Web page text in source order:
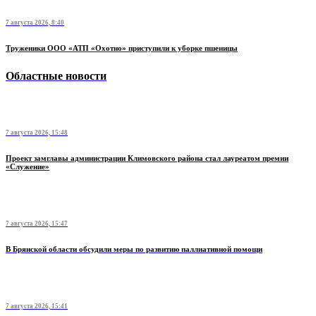
7 августа 2026, 8:40
Труженики ООО «АТП «Охотно» приступили к уборке пшеницы
Областные новости
7 августа 2026, 15:48
Проект замглавы администрации Климовского района стал лауреатом премии
«Служение»
7 августа 2026, 15:47
В Брянской области обсудили меры по развитию паллиативной помощи
7 августа 2026, 15:41